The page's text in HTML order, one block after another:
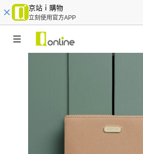
京站ｉ購物
立刻使用官方APP